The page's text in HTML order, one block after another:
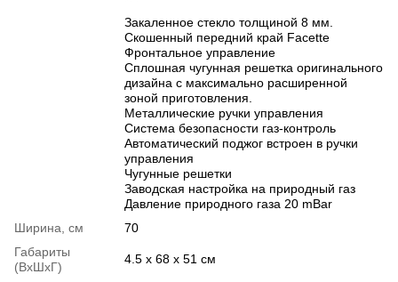
Закаленное стекло толщиной 8 мм.
Скошенный передний край Facette
Фронтальное управление
Сплошная чугунная решетка оригинального
дизайна с максимально расширенной
зоной приготовления.
Металлические ручки управления
Система безопасности газ-контроль
Автоматический поджог встроен в ручки
управления
Чугунные решетки
Заводская настройка на природный газ
Давление природного газа 20 mBar
Ширина, см
70
Габариты
(ВхШхГ)
4.5 х 68 х 51 см